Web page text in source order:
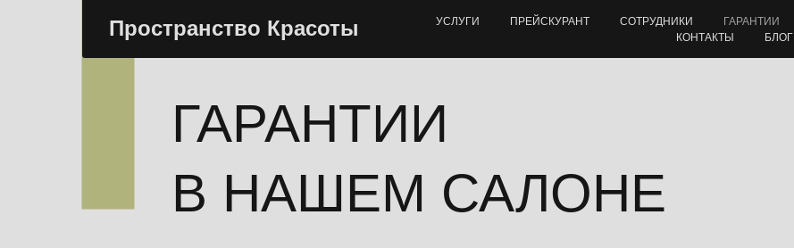
Пространство Красоты УСЛУГИ ПРЕЙСКУРАНТ СОТРУДНИКИ
ГАРАНТИИ
КОНТАКТЫ
БЛОГ
ГАРАНТИИ
В НАШЕМ САЛОНЕ